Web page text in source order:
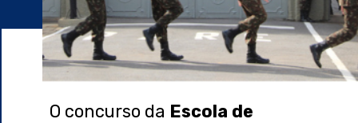
O concurso da Escola de